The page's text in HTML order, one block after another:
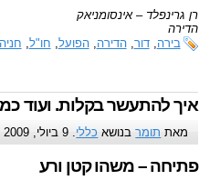
רן גרינפלד – אינסומניאק
הדירה
בירה,דור,הדירה,הפועל, חו"ל, חניה
איך להתעשר בקלות. ועוד
מאת תומרבנושא כללי
פתיחה – משהו קטן ורע